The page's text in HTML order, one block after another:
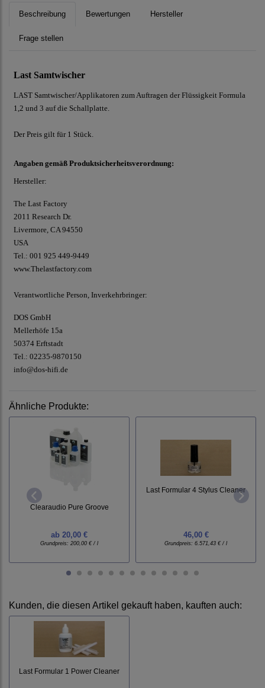
Beschreibung Bewertungen Hersteller
Frage stellen
Last Samtwischer
LAST Samtwischer/Applikatoren zum Auftragen der Flüssigkeit Formula
1,2 und 3 auf die Schallplatte.
Der Preis gilt für 1 Stück.
Angaben gemäß Produktsicherheitsverordnung:
Hersteller:
The Last Factory
2011 Research Dr.
Livermore, CA 94550
USA
Tel.: 001 925 449-9449
www.Thelastfactory.com
Verantwortliche Person, Inverkehrbringer:
DOS GmbH
Mellerhöfe 15a
50374 Erftstadt
Tel.: 02235-9870150
info@dos-hifi.de
Ähnliche Produkte:
Clearaudio Pure Groove
ab 20,00 €
Grundpreis: 200,00 € / l
Last Formular 4 Stylus Cleaner
46,00 €
Grundpreis: 6.571,43 € / l
Kunden, die diesen Artikel gekauft haben, kauften auch:
Last Formular 1 Power Cleaner